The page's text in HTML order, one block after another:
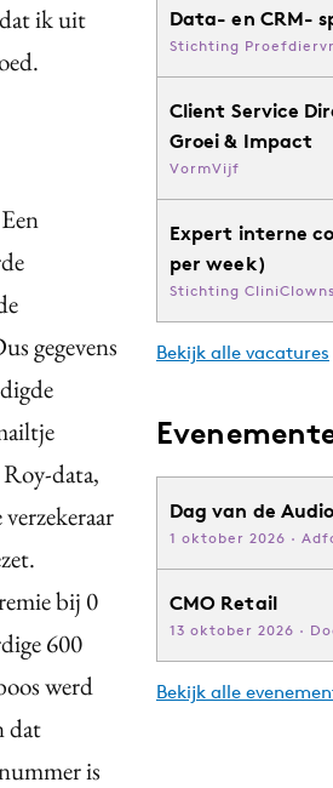
ik uit
gegevens
data,
bij 0
600
werd
dat
is
Data- en CRM-
Stichting
Client Service
Groei & Impact
VormVijf
Expert interne
per week)
Stichting
Bekijk alle vacatures
Dag van de Audio
1 oktober 2026 ·
CMO Retail
13 oktober 2026 ·
Bekijk alle